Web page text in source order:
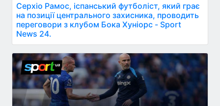
Серхіо Рамос, іспанський футболіст, який грає
на позиції центрального захисника, проводить
переговори з клубом Бока Хуніорс - Sport
News 24.